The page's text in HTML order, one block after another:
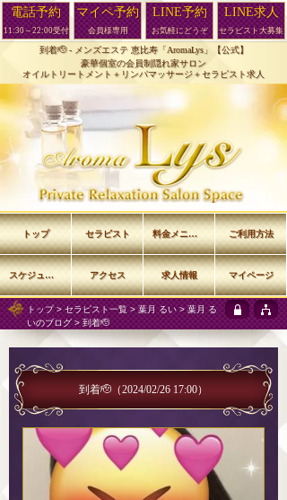
到着🫡 - メンズエステ 恵比寿「AromaLys」【公式】
豪華個室の会員制隠れ家サロン
オイルトリートメント＋リンパマッサージ＋セラピスト求人
トップ> セラピスト一覧 >葉月 るい >葉月 る
いのブログ> 到着🫡
到着🫡 （2024/02/26 17:00）
トップ セラピスト 料金メニュー ご利用方法
スケジュール アクセス 求人情報 マイページ
電話予約
11:30～22:00受付
マイペ予約
会員様専用
LINE予約
お気軽にどうぞ
LINE求人
セラピスト大募集